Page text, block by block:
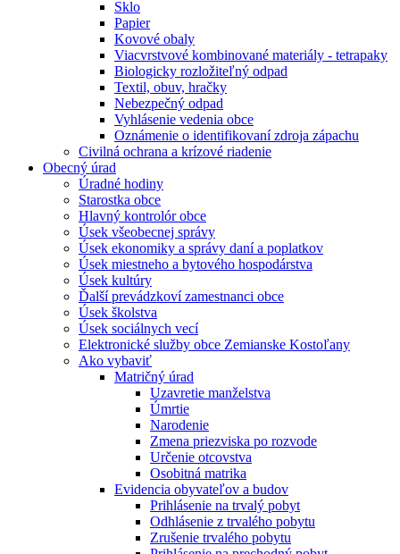
Sklo
Papier
Kovové obaly
Viacvrstvové kombinované materiály - tetrapaky
Biologicky rozložiteľný odpad
Textil, obuv, hračky
Nebezpečný odpad
Vyhlásenie vedenia obce
Oznámenie o identifikovaní zdroja zápachu
Civilná ochrana a krízové riadenie
Obecný úrad
Úradné hodiny
Starostka obce
Hlavný kontrolór obce
Úsek všeobecnej správy
Úsek ekonomiky a správy daní a poplatkov
Úsek miestneho a bytového hospodárstva
Úsek kultúry
Ďalší prevádzkoví zamestnanci obce
Úsek školstva
Úsek sociálnych vecí
Elektronické služby obce Zemianske Kostoľany
Ako vybaviť
Matričný úrad
Uzavretie manželstva
Úmrtie
Narodenie
Zmena priezviska po rozvode
Určenie otcovstva
Osobitná matrika
Evidencia obyvateľov a budov
Prihlásenie na trvalý pobyt
Odhlásenie z trvalého pobytu
Zrušenie trvalého pobytu